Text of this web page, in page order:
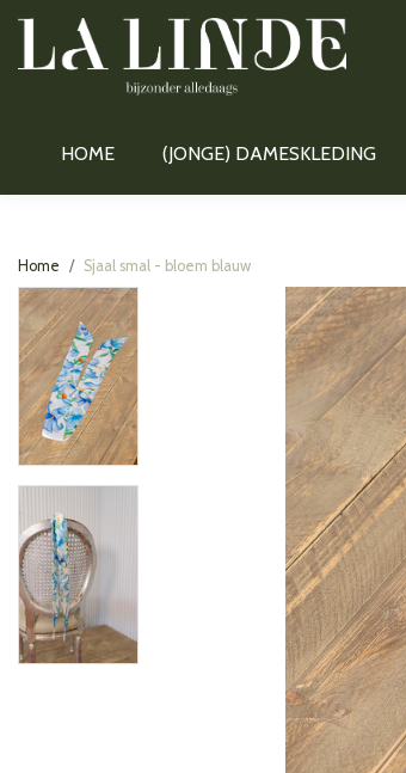
HOME (JONGE) DAMESKLEDING
Home Sjaal smal - bloem blauw